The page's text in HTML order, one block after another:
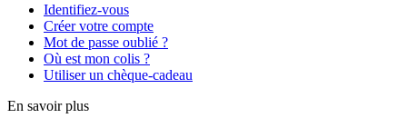
Identifiez-vous
Créer votre compte
Mot de passe oublié ?
Où est mon colis ?
Utiliser un chèque-cadeau
En savoir plus